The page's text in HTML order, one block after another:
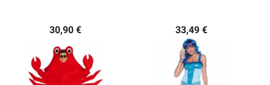
30,90 € 33,49 €